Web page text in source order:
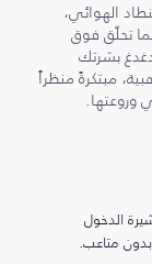
الهوائي،
تحلّق فوق
بشرتك
مبتكرةً منظراً
وروعتها.
الدخول
متاعب.